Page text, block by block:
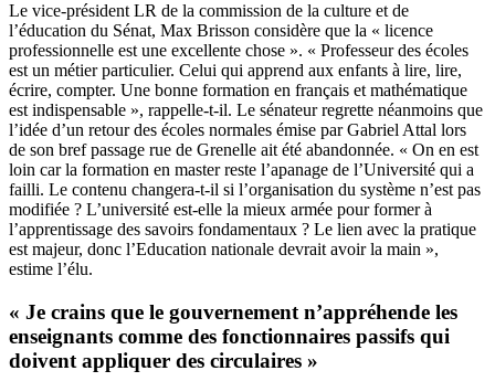
Le vice-président LR de la commission de la culture et de
l’éducation du Sénat, Max Brisson considère que la « licence
professionnelle est une excellente chose ». « Professeur des écoles
est un métier particulier. Celui qui apprend aux enfants à lire, lire,
écrire, compter. Une bonne formation en français et mathématique
est indispensable », rappelle-t-il. Le sénateur regrette néanmoins que
l’idée d’un retour des écoles normales émise par Gabriel Attal lors
de son bref passage rue de Grenelle ait été abandonnée. « On en est
loin car la formation en master reste l’apanage de l’Université qui a
failli. Le contenu changera-t-il si l’organisation du système n’est pas
modifiée ? L’université est-elle la mieux armée pour former à
l’apprentissage des savoirs fondamentaux ? Le lien avec la pratique
est majeur, donc l’Education nationale devrait avoir la main »,
estime l’élu.
« Je crains que le gouvernement n’appréhende les
enseignants comme des fonctionnaires passifs qui
doivent appliquer des circulaires »